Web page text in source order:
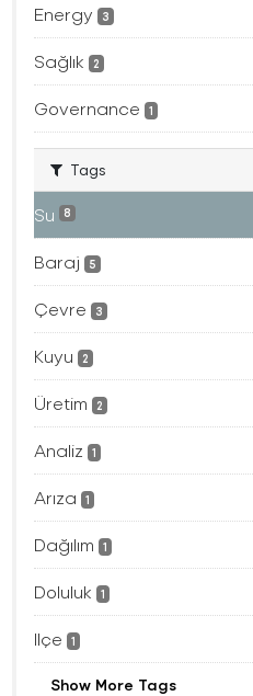
Energy 3
Sağlık 2
Governance 1
Tags
Su 8
Baraj 5
Çevre 3
Kuyu 2
Üretim 2
Analiz 1
Arıza 1
Dağılım 1
Doluluk 1
Ilçe 1
Show More Tags